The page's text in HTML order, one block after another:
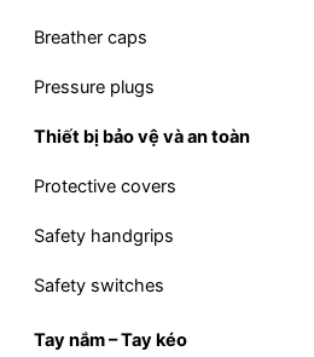
Breather caps
Pressure plugs
Thiết bị bảo vệ và an toàn
Protective covers
Safety handgrips
Safety switches
Tay nắm – Tay kéo